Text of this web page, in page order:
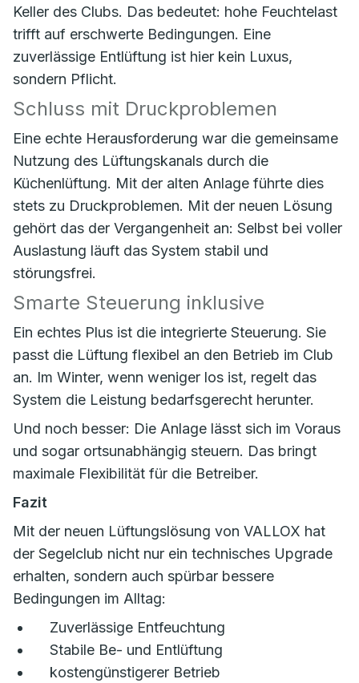
Keller des Clubs. Das bedeutet: hohe Feuchtelast
trifft auf erschwerte Bedingungen. Eine
zuverlässige Entlüftung ist hier kein Luxus,
sondern Pflicht.
Schluss mit Druckproblemen
Eine echte Herausforderung war die gemeinsame
Nutzung des Lüftungskanals durch die
Küchenlüftung. Mit der alten Anlage führte dies
stets zu Druckproblemen. Mit der neuen Lösung
gehört das der Vergangenheit an: Selbst bei voller
Auslastung läuft das System stabil und
störungsfrei.
Smarte Steuerung inklusive
Ein echtes Plus ist die integrierte Steuerung. Sie
passt die Lüftung flexibel an den Betrieb im Club
an. Im Winter, wenn weniger los ist, regelt das
System die Leistung bedarfsgerecht herunter.
Und noch besser: Die Anlage lässt sich im Voraus
und sogar ortsunabhängig steuern. Das bringt
maximale Flexibilität für die Betreiber.
Fazit
Mit der neuen Lüftungslösung von VALLOX hat
der Segelclub nicht nur ein technisches Upgrade
erhalten, sondern auch spürbar bessere
Bedingungen im Alltag:
Zuverlässige Entfeuchtung
Stabile Be- und Entlüftung
kostengünstigerer Betrieb